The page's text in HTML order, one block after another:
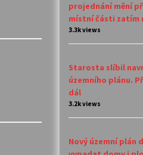
projednání mění
místní části zatím
3.3k views
Starosta slíbil
územního plánu.
dál
3.2k views
Nový územní plán